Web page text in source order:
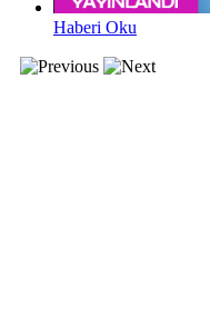
Haberi Oku